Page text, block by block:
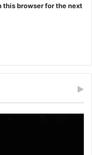
this browser for the next